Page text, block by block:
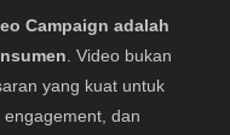
Campaign adalah
. Video bukan
yang kuat untuk
dan